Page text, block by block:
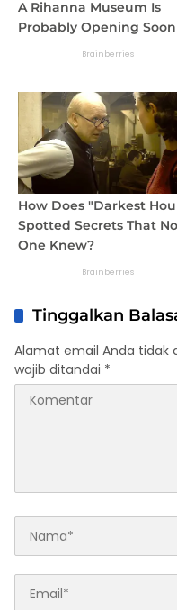
Tinggalkan
Alamat email Anda tidak
wajib ditandai *